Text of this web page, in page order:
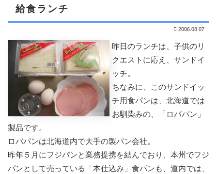
給食ランチ
2006.08.07
昨日のランチは、子供のリ
クエストに応え、サンドイ
ッチ。
ちなみに、このサンドイッ
チ用食パンは、北海道では
お馴染みの、「ロバパン」
製品です。
ロバパンは北海道内で大手の製パン会社。
昨年５月にフジパンと業務提携を結んでおり、本州でフジ
パンとして売っている「本仕込み」食パンも、道内では、